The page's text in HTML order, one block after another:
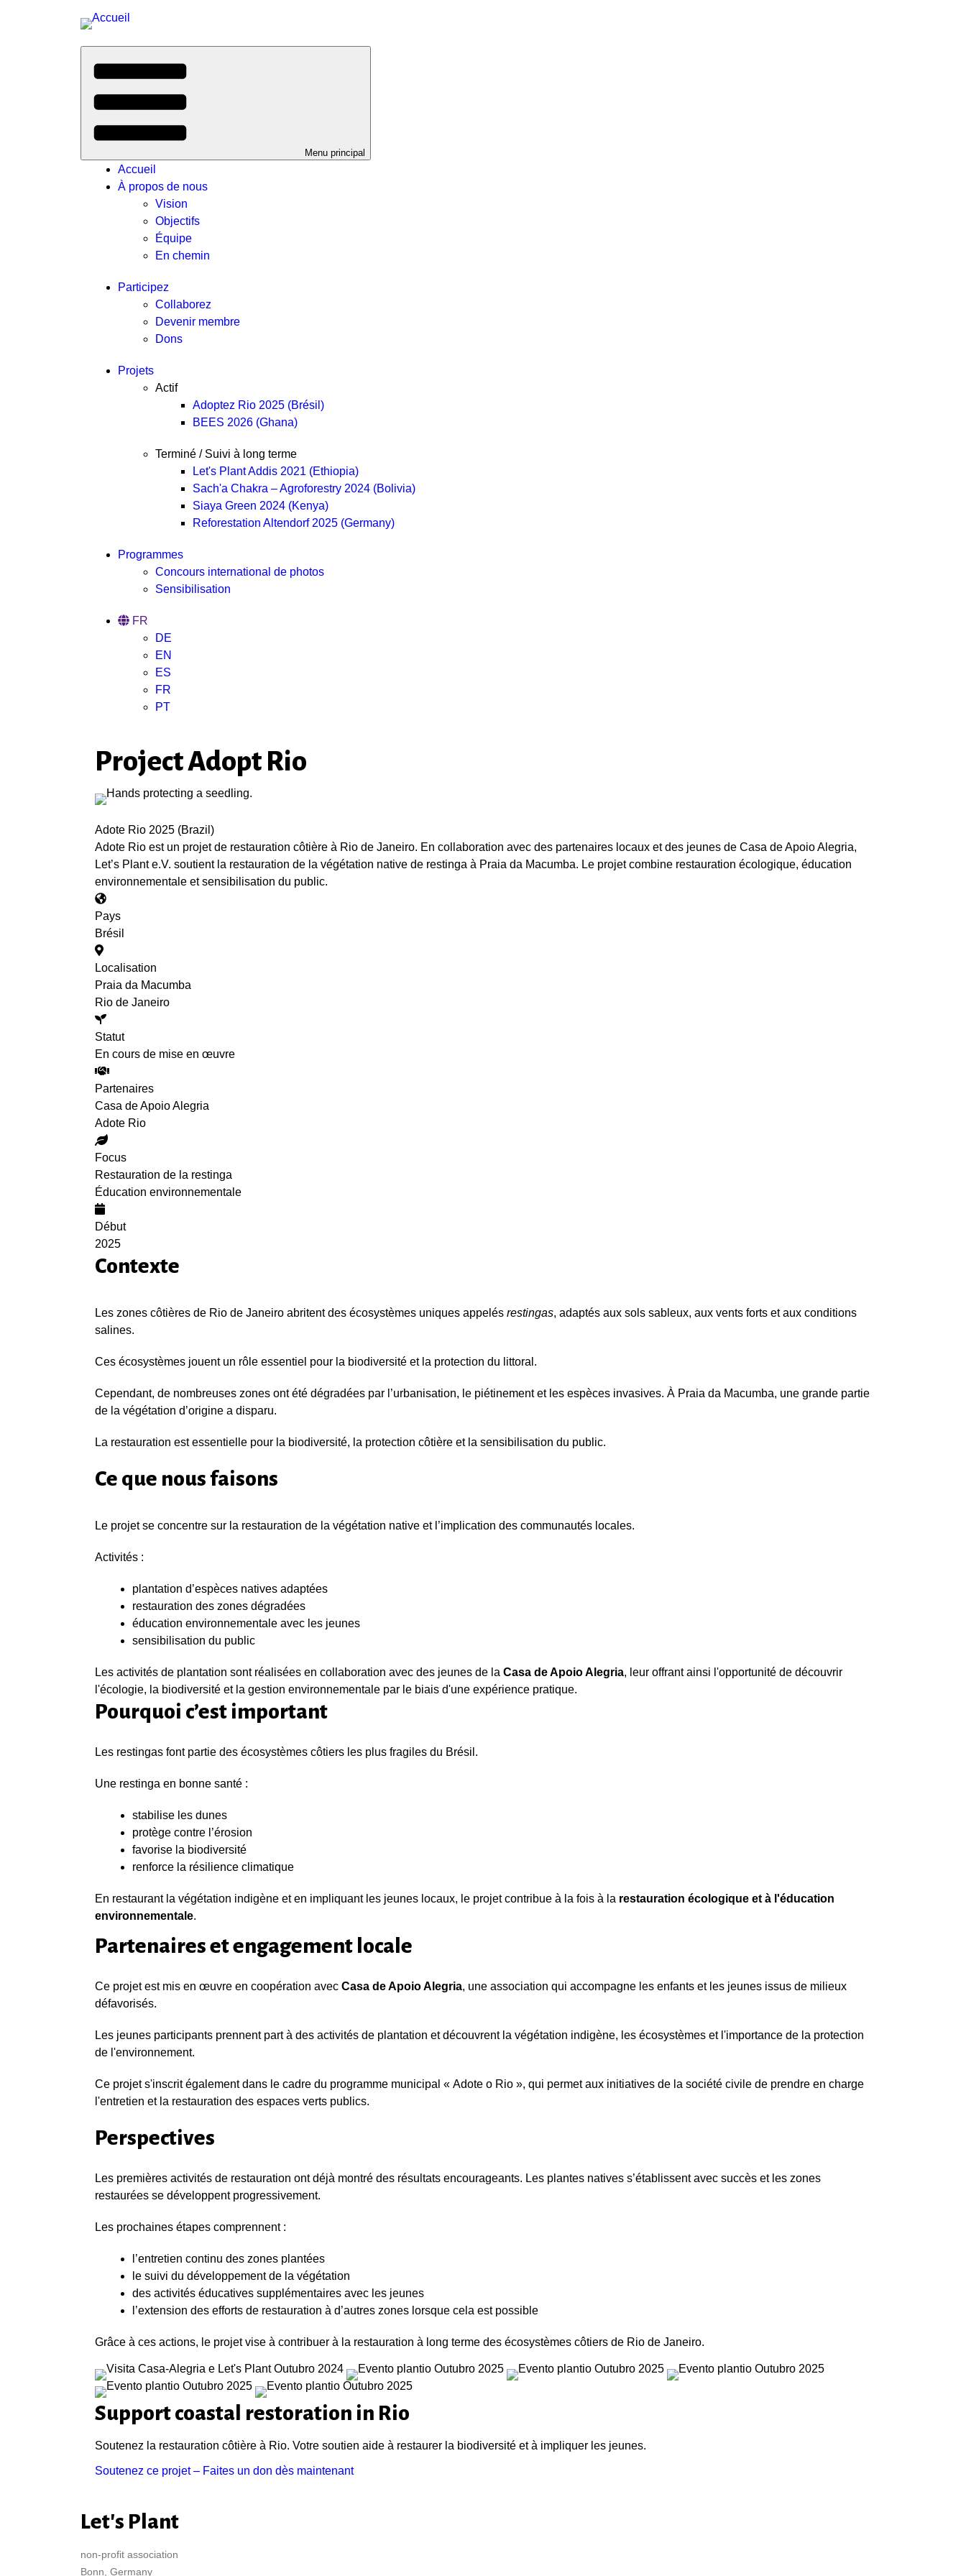
Menu principal
Accueil
À propos de nous
Vision
Objectifs
Équipe
En chemin
Participez
Collaborez
Devenir membre
Dons
Projets
Actif
Adoptez Rio 2025 (Brésil)
BEES 2026 (Ghana)
Terminé / Suivi à long terme
Let's Plant Addis 2021 (Ethiopia)
Sach'a Chakra – Agroforestry 2024 (Bolivia)
Siaya Green 2024 (Kenya)
Reforestation Altendorf 2025 (Germany)
Programmes
Concours international de photos
Sensibilisation
FR
DE
EN
ES
FR
PT
Project Adopt Rio
Adote Rio 2025 (Brazil)
Adote Rio est un projet de restauration côtière à Rio de Janeiro. En collaboration avec des partenaires locaux et des jeunes de Casa de Apoio Alegria,
Let’s Plant e.V. soutient la restauration de la végétation native de restinga à Praia da Macumba. Le projet combine restauration écologique, éducation
environnementale et sensibilisation du public.
Pays
Brésil
Localisation
Praia da Macumba
Rio de Janeiro
Statut
En cours de mise en œuvre
Partenaires
Casa de Apoio Alegria
Adote Rio
Focus
Restauration de la restinga
Éducation environnementale
Début
2025
Contexte
Les zones côtières de Rio de Janeiro abritent des écosystèmes uniques appelés restingas, adaptés aux sols sableux, aux vents forts et aux conditions
salines.
Ces écosystèmes jouent un rôle essentiel pour la biodiversité et la protection du littoral.
Cependant, de nombreuses zones ont été dégradées par l’urbanisation, le piétinement et les espèces invasives. À Praia da Macumba, une grande partie
de la végétation d’origine a disparu.
La restauration est essentielle pour la biodiversité, la protection côtière et la sensibilisation du public.
Ce que nous faisons
Le projet se concentre sur la restauration de la végétation native et l’implication des communautés locales.
Activités :
plantation d’espèces natives adaptées
restauration des zones dégradées
éducation environnementale avec les jeunes
sensibilisation du public
Les activités de plantation sont réalisées en collaboration avec des jeunes de la Casa de Apoio Alegria, leur offrant ainsi l'opportunité de découvrir
l'écologie, la biodiversité et la gestion environnementale par le biais d'une expérience pratique.
Pourquoi c’est important
Les restingas font partie des écosystèmes côtiers les plus fragiles du Brésil.
Une restinga en bonne santé :
stabilise les dunes
protège contre l’érosion
favorise la biodiversité
renforce la résilience climatique
En restaurant la végétation indigène et en impliquant les jeunes locaux, le projet contribue à la fois à la restauration écologique et à l'éducation
environnementale.
Partenaires et engagement locale
Ce projet est mis en œuvre en coopération avec Casa de Apoio Alegria, une association qui accompagne les enfants et les jeunes issus de milieux
défavorisés.
Les jeunes participants prennent part à des activités de plantation et découvrent la végétation indigène, les écosystèmes et l'importance de la protection
de l'environnement.
Ce projet s'inscrit également dans le cadre du programme municipal « Adote o Rio », qui permet aux initiatives de la société civile de prendre en charge
l'entretien et la restauration des espaces verts publics.
Perspectives
Les premières activités de restauration ont déjà montré des résultats encourageants. Les plantes natives s’établissent avec succès et les zones
restaurées se développent progressivement.
Les prochaines étapes comprennent :
l’entretien continu des zones plantées
le suivi du développement de la végétation
des activités éducatives supplémentaires avec les jeunes
l’extension des efforts de restauration à d’autres zones lorsque cela est possible
Grâce à ces actions, le projet vise à contribuer à la restauration à long terme des écosystèmes côtiers de Rio de Janeiro.
Support coastal restoration in Rio
Soutenez la restauration côtière à Rio. Votre soutien aide à restaurer la biodiversité et à impliquer les jeunes.
Soutenez ce projet – Faites un don dès maintenant
Let's Plant
non-profit association
Bonn, Germany